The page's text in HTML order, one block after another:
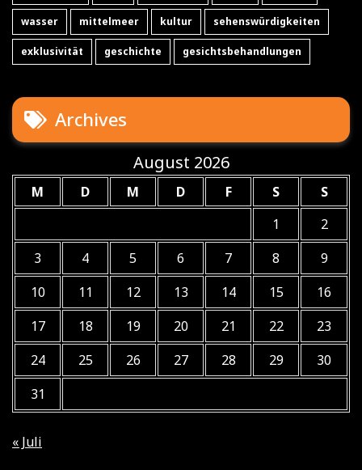
wasser mittelmeer kultur sehenswürdigkeiten
exklusivität geschichte gesichtsbehandlungen
Archives
August 2026
M D M D F S
S
1
2
3
4 5 6 7 8
9
10
11 12 13 14 15
16
17
18 19 20 21 22
23
24
25 26 27 28 29
30
31
« Juli